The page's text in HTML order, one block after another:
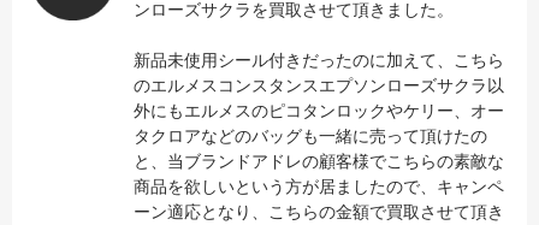
ンローズサクラを買取させて頂きました。
新品未使用シール付きだったのに加えて、こちら
のエルメスコンスタンスエプソンローズサクラ以
外にもエルメスのピコタンロックやケリー、オー
タクロアなどのバッグも一緒に売って頂けたの
と、当ブランドアドレの顧客様でこちらの素敵な
商品を欲しいという方が居ましたので、キャンペ
ーン適応となり、こちらの金額で買取させて頂き